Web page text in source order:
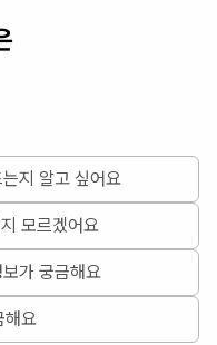
지 알고 싶어요
모르겠어요
보가 궁금해요
해요